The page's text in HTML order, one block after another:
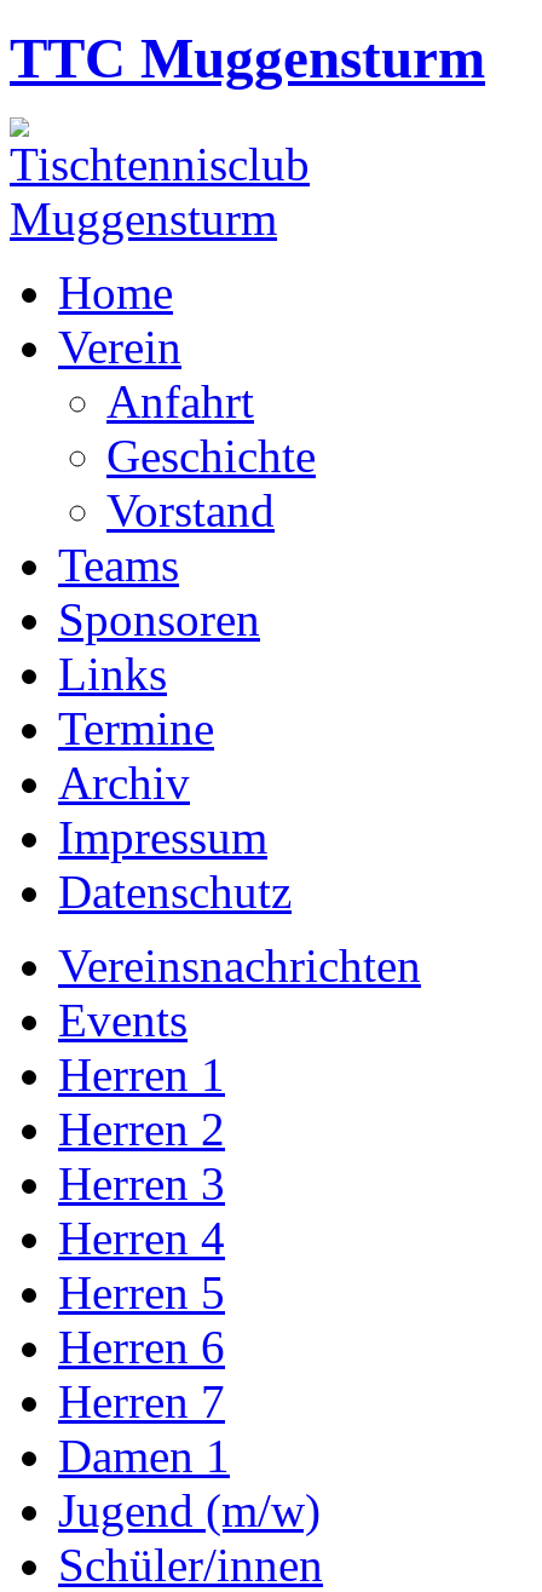
TTC Muggensturm
Home
Verein
Anfahrt
Geschichte
Vorstand
Teams
Sponsoren
Links
Termine
Archiv
Impressum
Datenschutz
Vereinsnachrichten
Events
Herren 1
Herren 2
Herren 3
Herren 4
Herren 5
Herren 6
Herren 7
Damen 1
Jugend (m/w)
Schüler/innen